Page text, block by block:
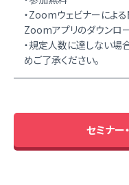
・Zoomウェビナーによ
Zoomアプリのダウンロ
・規定人数に達しない場
めご了承ください。
セミナー